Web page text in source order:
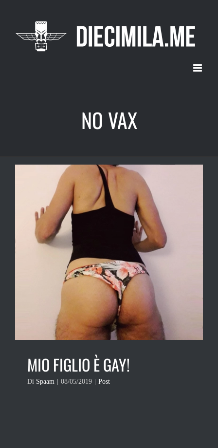
contenuto
NO VAX
MIO FIGLIO È GAY!
Di Spaam 08/05/2019 Post